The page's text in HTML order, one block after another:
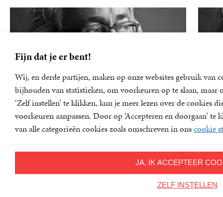
Fijn dat je er bent!
Wij, en derde partijen, maken op onze websites gebruik van
bijhouden van statistieken, om voorkeuren op te slaan,
‘Zelf instellen’ te klikken, kun je meer lezen over de cookies
voorkeuren aanpassen. Door op ‘Accepteren en doorgaan’
van alle categorieën cookies zoals omschreven in onscookie
JA, IK ACCEPTEER
ZELF INSTELLEN
Johan de Boose wint de prijs voor het
Drie